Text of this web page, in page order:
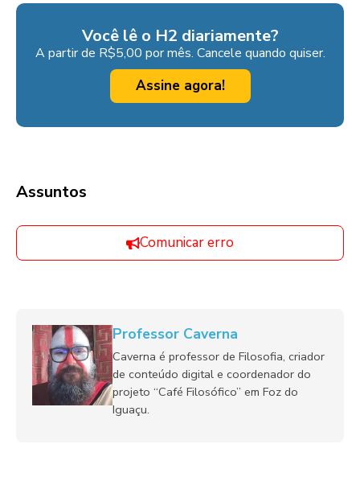
Você lê o H2 diariamente?
A partir de R$5,00 por mês. Cancele quando quiser.
Assine agora!
Assuntos
Comunicar erro
Professor Caverna
Caverna é professor de Filosofia, criador
de conteúdo digital e coordenador do
projeto “Café Filosófico” em Foz do
Iguaçu.